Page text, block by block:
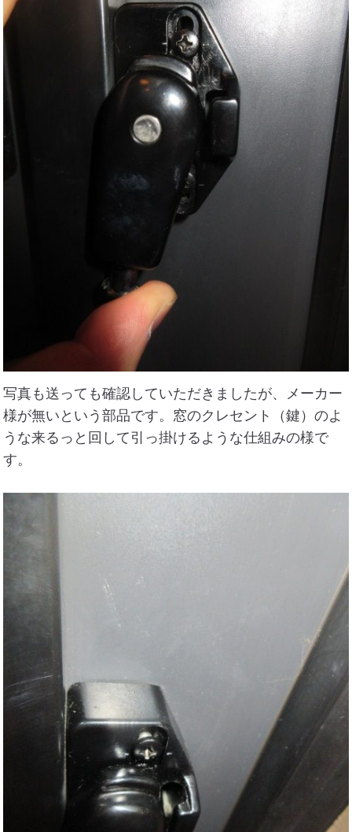
写真も送っても確認していただきましたが、メーカー
様が無いという部品です。窓のクレセント（鍵）のよ
うな来るっと回して引っ掛けるような仕組みの様で
す。